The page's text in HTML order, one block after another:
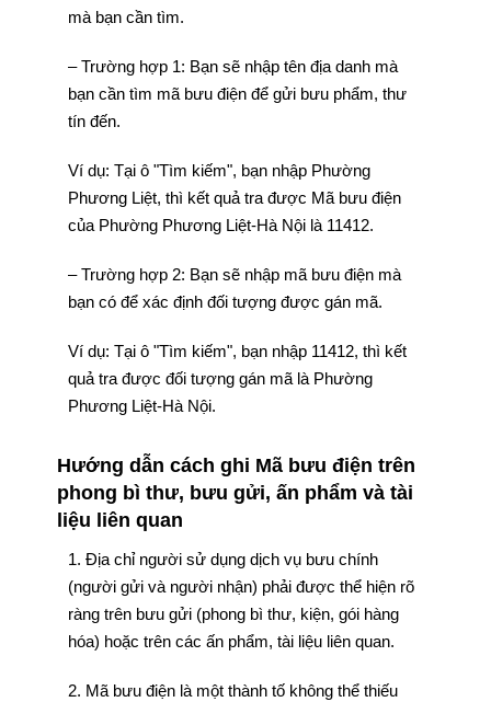
mà bạn cần tìm.
– Trường hợp 1: Bạn sẽ nhập tên địa danh mà
bạn cần tìm mã bưu điện để gửi bưu phẩm, thư
tín đến.
Ví dụ: Tại ô "Tìm kiếm", bạn nhập Phường
Phương Liệt, thì kết quả tra được Mã bưu điện
của Phường Phương Liệt-Hà Nội là 11412.
– Trường hợp 2: Bạn sẽ nhập mã bưu điện mà
bạn có để xác định đối tượng được gán mã.
Ví dụ: Tại ô "Tìm kiếm", bạn nhập 11412, thì kết
quả tra được đối tượng gán mã là Phường
Phương Liệt-Hà Nội.
Hướng dẫn cách ghi Mã bưu điện trên
phong bì thư, bưu gửi, ấn phẩm và tài
liệu liên quan
1. Địa chỉ người sử dụng dịch vụ bưu chính
(người gửi và người nhận) phải được thể hiện rõ
ràng trên bưu gửi (phong bì thư, kiện, gói hàng
hóa) hoặc trên các ấn phẩm, tài liệu liên quan.
2. Mã bưu điện là một thành tố không thể thiếu